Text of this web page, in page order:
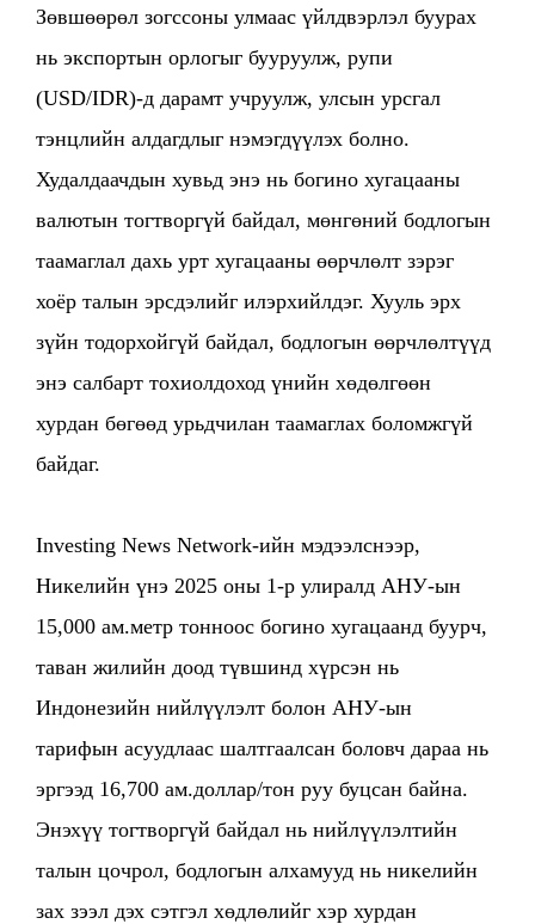
Зөвшөөрөл зогссоны улмаас үйлдвэрлэл буурах
нь экспортын орлогыг бууруулж, рупи
(USD/IDR)-д дарамт учруулж, улсын урсгал
тэнцлийн алдагдлыг нэмэгдүүлэх болно.
Худалдаачдын хувьд энэ нь богино хугацааны
валютын тогтворгүй байдал, мөнгөний бодлогын
таамаглал дахь урт хугацааны өөрчлөлт зэрэг
хоёр талын эрсдэлийг илэрхийлдэг. Хууль эрх
зүйн тодорхойгүй байдал, бодлогын өөрчлөлтүүд
энэ салбарт тохиолдоход үнийн хөдөлгөөн
хурдан бөгөөд урьдчилан таамаглах боломжгүй
байдаг.
Investing News Network-ийн мэдээлснээр,
Никелийн үнэ 2025 оны 1-р улиралд АНУ-ын
15,000 ам.метр тонноос богино хугацаанд буурч,
таван жилийн доод түвшинд хүрсэн нь
Индонезийн нийлүүлэлт болон АНУ-ын
тарифын асуудлаас шалтгаалсан боловч дараа нь
эргээд 16,700 ам.доллар/тон руу буцсан байна.
Энэхүү тогтворгүй байдал нь нийлүүлэлтийн
талын цочрол, бодлогын алхамууд нь никелийн
зах зээл дэх сэтгэл хөдлөлийг хэр хурдан